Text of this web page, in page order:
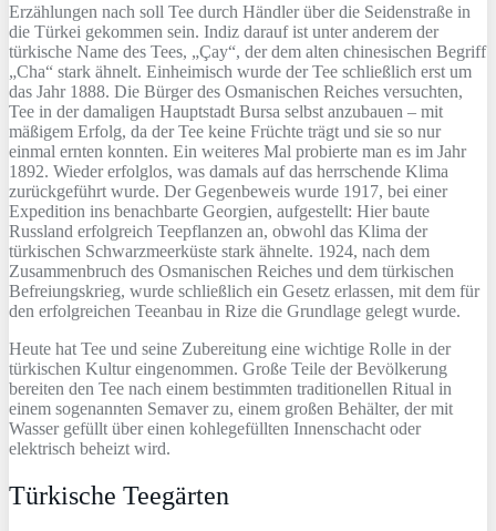
Erzählungen nach soll Tee durch Händler über die Seidenstraße in
die Türkei gekommen sein. Indiz darauf ist unter anderem der
türkische Name des Tees, „Çay“, der dem alten chinesischen Begriff
„Cha“ stark ähnelt. Einheimisch wurde der Tee schließlich erst um
das Jahr 1888. Die Bürger des Osmanischen Reiches versuchten,
Tee in der damaligen Hauptstadt Bursa selbst anzubauen – mit
mäßigem Erfolg, da der Tee keine Früchte trägt und sie so nur
einmal ernten konnten. Ein weiteres Mal probierte man es im Jahr
1892. Wieder erfolglos, was damals auf das herrschende Klima
zurückgeführt wurde. Der Gegenbeweis wurde 1917, bei einer
Expedition ins benachbarte Georgien, aufgestellt: Hier baute
Russland erfolgreich Teepflanzen an, obwohl das Klima der
türkischen Schwarzmeerküste stark ähnelte. 1924, nach dem
Zusammenbruch des Osmanischen Reiches und dem türkischen
Befreiungskrieg, wurde schließlich ein Gesetz erlassen, mit dem für
den erfolgreichen Teeanbau in Rize die Grundlage gelegt wurde.
Heute hat Tee und seine Zubereitung eine wichtige Rolle in der
türkischen Kultur eingenommen. Große Teile der Bevölkerung
bereiten den Tee nach einem bestimmten traditionellen Ritual in
einem sogenannten Semaver zu, einem großen Behälter, der mit
Wasser gefüllt über einen kohlegefüllten Innenschacht oder
elektrisch beheizt wird.
Türkische Teegärten